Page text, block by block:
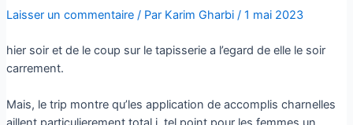
Laisser un commentaire / Par Karim Gharbi / 1 mai 2023
hier soir et de le coup sur le tapisserie a l’egard de elle le soir
carrement.
Mais, le trip montre qu’les application de accomplis charnelles